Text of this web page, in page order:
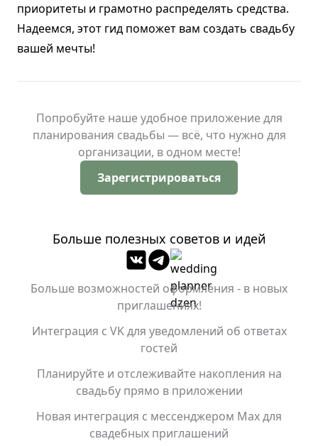
приоритеты и грамотно распределять средства.
Надеемся, этот гид поможет вам создать свадьбу
вашей мечты!
Попробуйте наше удобное приложение для
планирования свадьбы — всё, что нужно для
организации, в одном месте!
Зарегистрироваться
Больше полезных советов и идей
Больше возможностей оформления - в новых
приглашениях!
Интеграция с VK для уведомлений об ответах
гостей
Планируйте и отслеживайте накопления на
свадьбу прямо в приложении
Новая интеграция с мессенджером Max для
свадебных приглашений